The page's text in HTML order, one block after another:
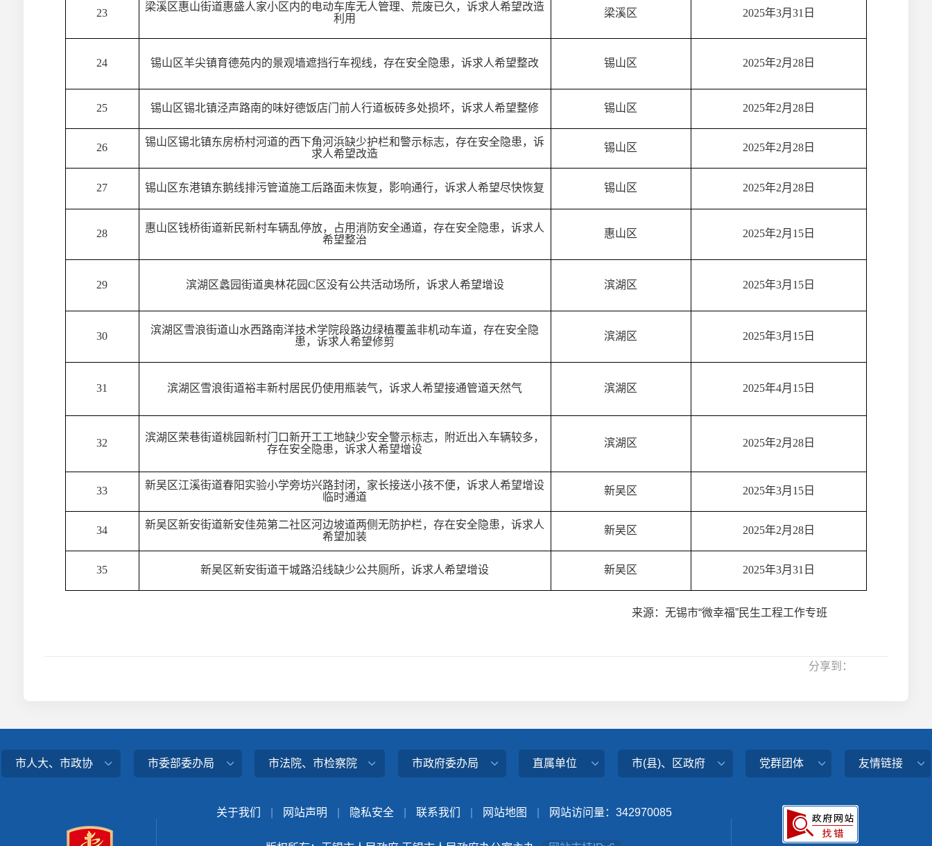
23
梁溪区惠山街道惠盛人家小区内的电动车库无人管理、荒废已久，诉求人希望改造
利用
梁溪区 2025年3月31日
24 锡山区羊尖镇育德苑内的景观墙遮挡行车视线，存在安全隐患，诉求人希望整改 锡山区 2025年2月28日
25 锡山区锡北镇泾声路南的味好德饭店门前人行道板砖多处损坏，诉求人希望整修 锡山区 2025年2月28日
26
锡山区锡北镇东房桥村河道的西下角河浜缺少护栏和警示标志，存在安全隐患，诉
求人希望改造
锡山区 2025年2月28日
27 锡山区东港镇东鹅线排污管道施工后路面未恢复，影响通行，诉求人希望尽快恢复 锡山区 2025年2月28日
28
惠山区钱桥街道新民新村车辆乱停放，占用消防安全通道，存在安全隐患，诉求人
希望整治
惠山区 2025年2月15日
29 滨湖区蠡园街道奥林花园C区没有公共活动场所，诉求人希望增设 滨湖区 2025年3月15日
30
滨湖区雪浪街道山水西路南洋技术学院段路边绿植覆盖非机动车道，存在安全隐
患，诉求人希望修剪
滨湖区 2025年3月15日
31 滨湖区雪浪街道裕丰新村居民仍使用瓶装气，诉求人希望接通管道天然气 滨湖区 2025年4月15日
32
滨湖区荣巷街道桃园新村门口新开工工地缺少安全警示标志，附近出入车辆较多，
存在安全隐患，诉求人希望增设
滨湖区 2025年2月28日
33
新吴区江溪街道春阳实验小学旁坊兴路封闭，家长接送小孩不便，诉求人希望增设
临时通道
新吴区 2025年3月15日
34
新吴区新安街道新安佳苑第二社区河边坡道两侧无防护栏，存在安全隐患，诉求人
希望加装
新吴区 2025年2月28日
35 新吴区新安街道干城路沿线缺少公共厕所，诉求人希望增设 新吴区 2025年3月31日
来源：无锡市“微幸福”民生工程工作专班
分享到：
市人大、市政协 市委部委办局 市法院、市检察院 市政府委办局 直属单位 市(县)、区政府 党群团体 友情链接
关于我们 网站声明 隐私安全 联系我们 网站地图 网站访问量： 342970085